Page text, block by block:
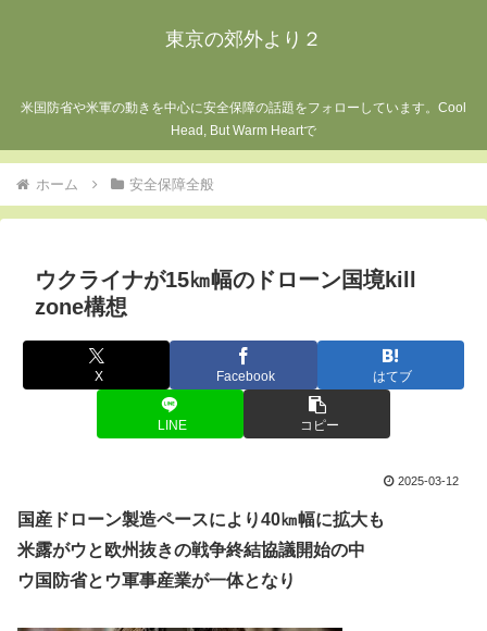
東京の郊外より２
米国防省や米軍の動きを中心に安全保障の話題をフォローしています。Cool
Head, But Warm Heartで
ホーム 安全保障全般
ウクライナが15㎞幅のドローン国境kill
zone構想
X Facebook はてブ
LINE コピー
2025-03-12
国産ドローン製造ペースにより40㎞幅に拡大も
米露がウと欧州抜きの戦争終結協議開始の中
ウ国防省とウ軍事産業が一体となり